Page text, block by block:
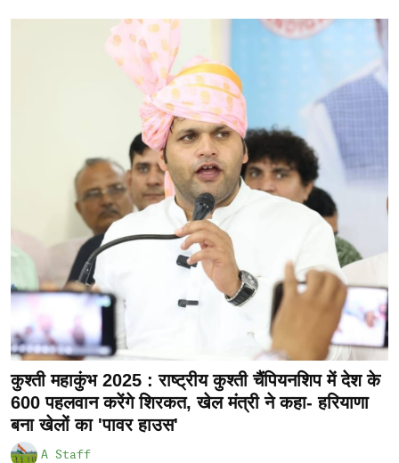
कुश्ती महाकुंभ 2025 : राष्ट्रीय कुश्ती चैंपियनशिप में देश के
600 पहलवान करेंगे शिरकत, खेल मंत्री ने कहा- हरियाणा
बना खेलों का 'पावर हाउस'
A Staff